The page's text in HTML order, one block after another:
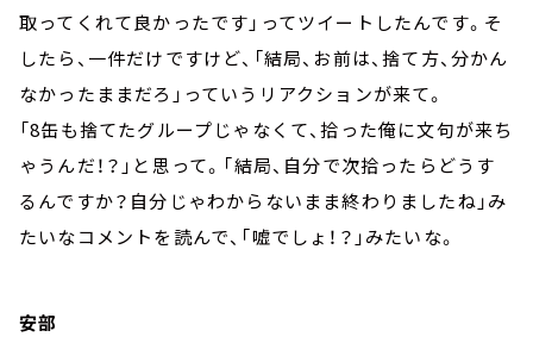
取ってくれて良かったです」ってツイートしたんです。そ
したら、一件だけですけど、「結局、お前は、捨て方、分かん
なかったままだろ」っていうリアクションが来て。
「8缶も捨てたグループじゃなくて、拾った俺に文句が来ち
ゃうんだ！？」と思って。「結局、自分で次拾ったらどうす
るんですか？自分じゃわからないまま終わりましたね」み
たいなコメントを読んで、「嘘でしょ！？」みたいな。
安部